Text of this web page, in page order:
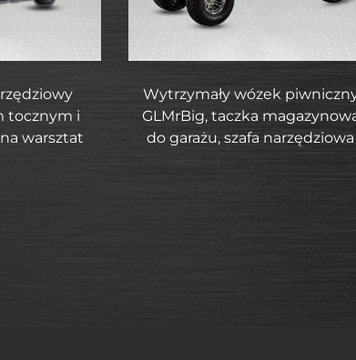
tocznym i
warsztat
Wytrzymały wózek
GLMrBig, taczka
do garażu, szafa narzędziowa